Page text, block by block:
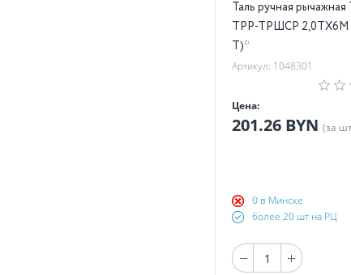
Таль ручная рычажная
ТРР-ТРШСР 2,0ТХ6М
T)*
Артикул: 1048301
Цена:
201.26 BYN (за
0 в Минске
более 20 шт на РЦ